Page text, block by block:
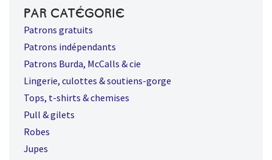
PAR CATÉGORIE
Patrons gratuits
Patrons indépendants
Patrons Burda, McCalls & cie
Lingerie, culottes & soutiens-gorge
Tops, t-shirts & chemises
Pull & gilets
Robes
Jupes